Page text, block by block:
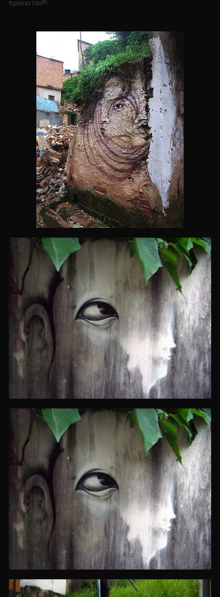
πρόκειται!!!!.